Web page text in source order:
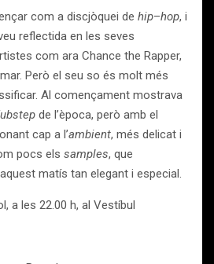
com a discjòquei de hip–hop, i
reflectida en les seves
com ara Chance the Rapper,
Però el seu so és molt més
Al començament mostrava
de l’època, però amb el
cap a l’ambient, més delicat i
pocs els samples, que
matís tan elegant i especial.
a les 22.00 h, al Vestíbul